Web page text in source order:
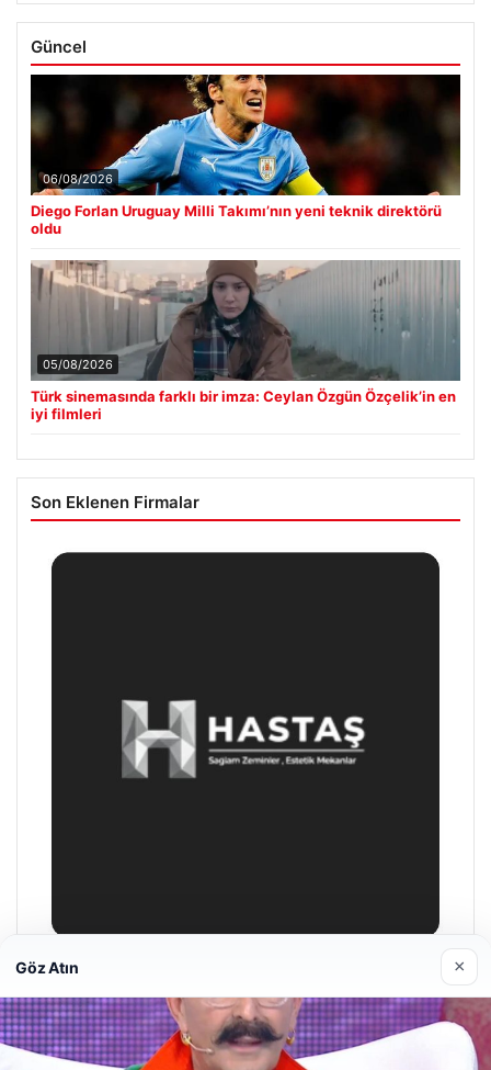
Güncel
06/08/2026
Diego Forlan Uruguay Milli Takımı’nın yeni teknik direktörü
oldu
05/08/2026
Türk sinemasında farklı bir imza: Ceylan Özgün Özçelik’in en
iyi filmleri
Son Eklenen Firmalar
29/04/2026
Göz Atın ×